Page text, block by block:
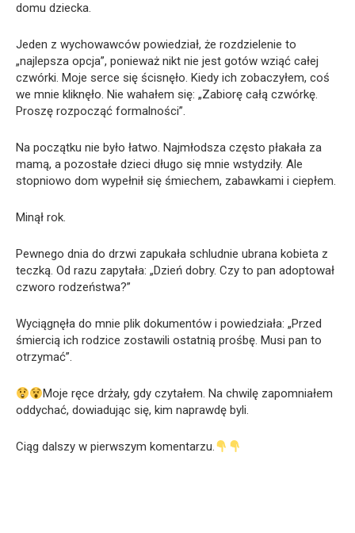
domu dziecka.
Jeden z wychowawców powiedział, że rozdzielenie to
„najlepsza opcja”, ponieważ nikt nie jest gotów wziąć całej
czwórki. Moje serce się ścisnęło. Kiedy ich zobaczyłem, coś
we mnie kliknęło. Nie wahałem się: „Zabiorę całą czwórkę.
Proszę rozpocząć formalności”.
Na początku nie było łatwo. Najmłodsza często płakała za
mamą, a pozostałe dzieci długo się mnie wstydziły. Ale
stopniowo dom wypełnił się śmiechem, zabawkami i ciepłem.
Minął rok.
Pewnego dnia do drzwi zapukała schludnie ubrana kobieta z
teczką. Od razu zapytała: „Dzień dobry. Czy to pan adoptował
czworo rodzeństwa?”
Wyciągnęła do mnie plik dokumentów i powiedziała: „Przed
śmiercią ich rodzice zostawili ostatnią prośbę. Musi pan to
otrzymać”.
Moje ręce drżały, gdy czytałem. Na chwilę zapomniałem
oddychać, dowiadując się, kim naprawdę byli.
Ciąg dalszy w pierwszym komentarzu.